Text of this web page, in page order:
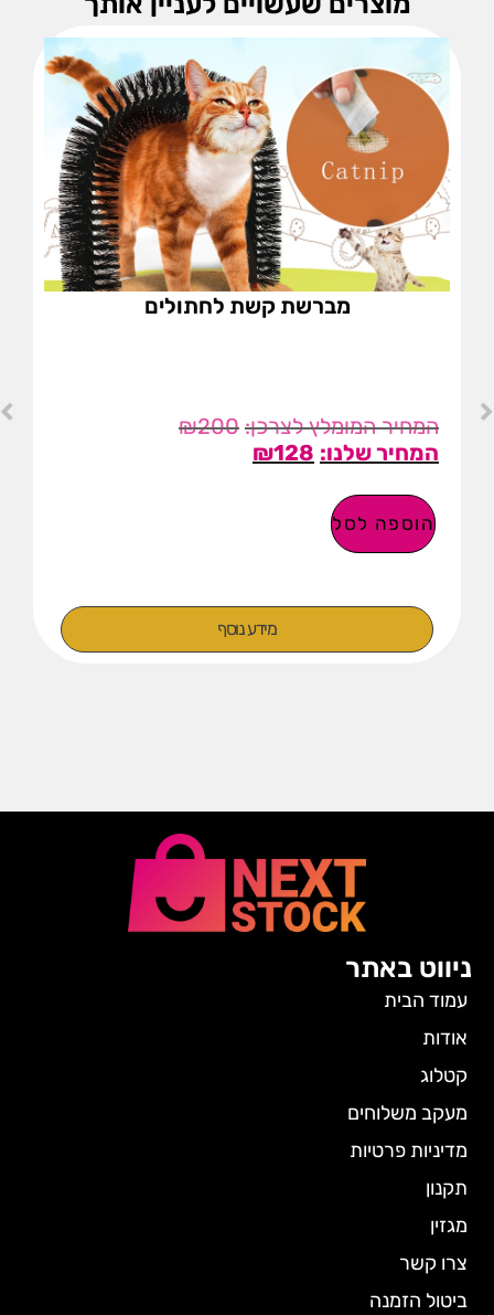
מברשת קשת לחתולים
₪200
₪128
הוספה לסל
מידע נוסף
ניווט באתר
עמוד הבית
אודות
קטלוג
מעקב משלוחים
מדיניות פרטיות
תקנון
מגזין
צרו קשר
ביטול הזמנה